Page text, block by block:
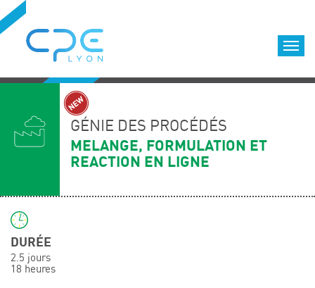
Accueil
Formations qualifiantes
Formations diplômantes
Infos pratiques
GÉNIE DES PROCÉDÉS
MELANGE, FORMULATION ET
REACTION EN LIGNE
DURÉE
2.5 jours
18 heures
Cookies management panel